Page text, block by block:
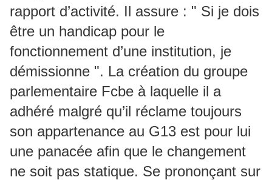
rapport d’activité. Il assure : " Si je dois
être un handicap pour le
fonctionnement d’une institution, je
démissionne ". La création du groupe
parlementaire Fcbe à laquelle il a
adhéré malgré qu’il réclame toujours
son appartenance au G13 est pour lui
une panacée afin que le changement
ne soit pas statique. Se prononçant sur